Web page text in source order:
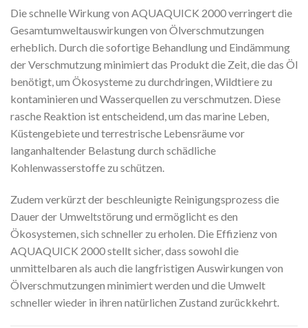
Die schnelle Wirkung von AQUAQUICK 2000 verringert die
Gesamtumweltauswirkungen von Ölverschmutzungen
erheblich. Durch die sofortige Behandlung und Eindämmung
der Verschmutzung minimiert das Produkt die Zeit, die das Öl
benötigt, um Ökosysteme zu durchdringen, Wildtiere zu
kontaminieren und Wasserquellen zu verschmutzen. Diese
rasche Reaktion ist entscheidend, um das marine Leben,
Küstengebiete und terrestrische Lebensräume vor
langanhaltender Belastung durch schädliche
Kohlenwasserstoffe zu schützen.
Zudem verkürzt der beschleunigte Reinigungsprozess die
Dauer der Umweltstörung und ermöglicht es den
Ökosystemen, sich schneller zu erholen. Die Effizienz von
AQUAQUICK 2000 stellt sicher, dass sowohl die
unmittelbaren als auch die langfristigen Auswirkungen von
Ölverschmutzungen minimiert werden und die Umwelt
schneller wieder in ihren natürlichen Zustand zurückkehrt.